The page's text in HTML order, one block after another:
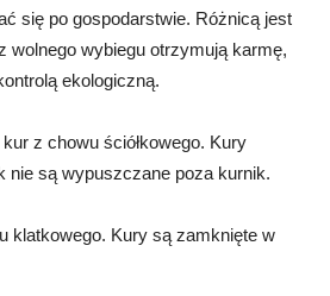
się po gospodarstwie. Różnicą jest
wolnego wybiegu otrzymują karmę,
ekologiczną.
z chowu ściółkowego. Kury
nie są wypuszczane poza kurnik.
klatkowego. Kury są zamknięte w